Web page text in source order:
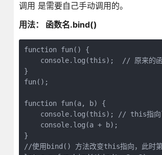
调用 是需要自己手动调用的。
用法： 函数名.bind()
function fun() {
console.log(this);  // 原来的
}
fun();
function fun(a, b) {
console.log(this); // this指向
    console.log(a + b);
}
//使用bind() 方法改变this指向，此时第